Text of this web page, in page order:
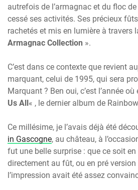
autrefois de l’armagnac et du floc
cessé ses activités. Ses précieux
rachetés et mis en lumière à travers
Armagnac Collection ».
C’est dans ce contexte que revient
marquant, celui de 1995, qui sera
Marquant ? Ben oui, c’est l’année où
Us All« , le dernier album de
Ce millésime, je l’avais déjà été
in Gascogne, au château, à
fut une belle surprise : que ce soit
directement au fût, ou en pré
l’impression avait été assez